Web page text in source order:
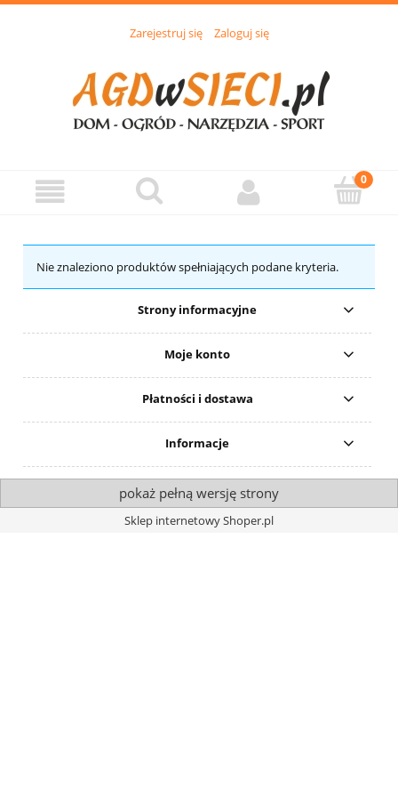
Zarejestruj się Zaloguj się
Nie znaleziono produktów spełniających podane kryteria.
Strony informacyjne
Moje konto
Płatności i dostawa
Informacje
pokaż pełną wersję strony
Sklep internetowy Shoper.pl